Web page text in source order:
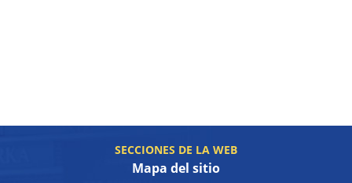
SECCIONES DE LA WEB
Mapa del sitio